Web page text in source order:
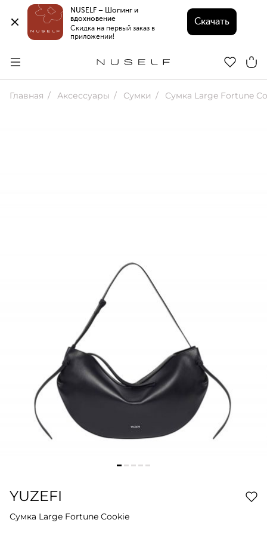
NUSELF – Шопинг и
вдохновение
Скидка на первый заказ в
приложении!
Скачать
Главная Аксессуары Сумки Сумка Large Fortune
YUZEFI
Сумка Large Fortune Cookie